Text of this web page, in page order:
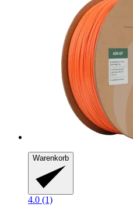
Warenkorb
4.0 (1)